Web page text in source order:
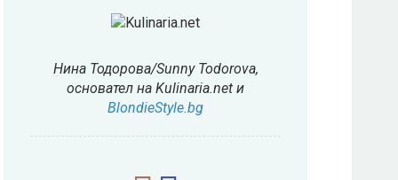
Нина Тодорова/Sunny Todorova,
основател на Kulinaria.net и
BlondieStyle.bg